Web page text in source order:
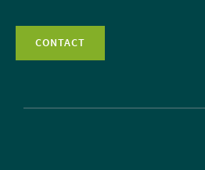
CONTACT